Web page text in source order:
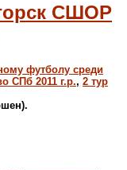
СШОР
футболу среди
СПб 2011 г.р., 2 тур